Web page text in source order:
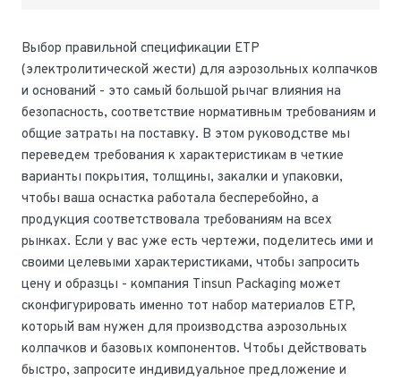
Выбор правильной спецификации ETP
(электролитической жести) для аэрозольных колпачков
и оснований - это самый большой рычаг влияния на
безопасность, соответствие нормативным требованиям и
общие затраты на поставку. В этом руководстве мы
переведем требования к характеристикам в четкие
варианты покрытия, толщины, закалки и упаковки,
чтобы ваша оснастка работала бесперебойно, а
продукция соответствовала требованиям на всех
рынках. Если у вас уже есть чертежи, поделитесь ими и
своими целевыми характеристиками, чтобы запросить
цену и образцы - компания Tinsun Packaging может
сконфигурировать именно тот набор материалов ETP,
который вам нужен для производства аэрозольных
колпачков и базовых компонентов. Чтобы действовать
быстро, запросите индивидуальное предложение и